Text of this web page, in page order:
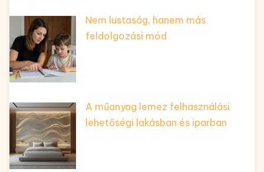
Nem lustaság, hanem más
feldolgozási mód
A műanyag lemez felhasználási
lehetőségi lakásban és iparban